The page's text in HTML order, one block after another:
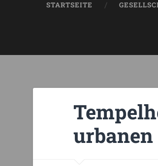
STARTSEITE
urbanen